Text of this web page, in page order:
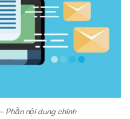
Phần nội dung chính